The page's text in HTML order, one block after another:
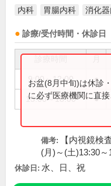
内科 胃腸内科 消化
診療/受付時間・休診日
9:00～12:00 ●
15:00～18:00 ●
お盆(8月中旬)は休診
に必ず医療機関に直接
備考:
【内視鏡検査
(月)～(土)13:30～
休診日: 水、日、祝